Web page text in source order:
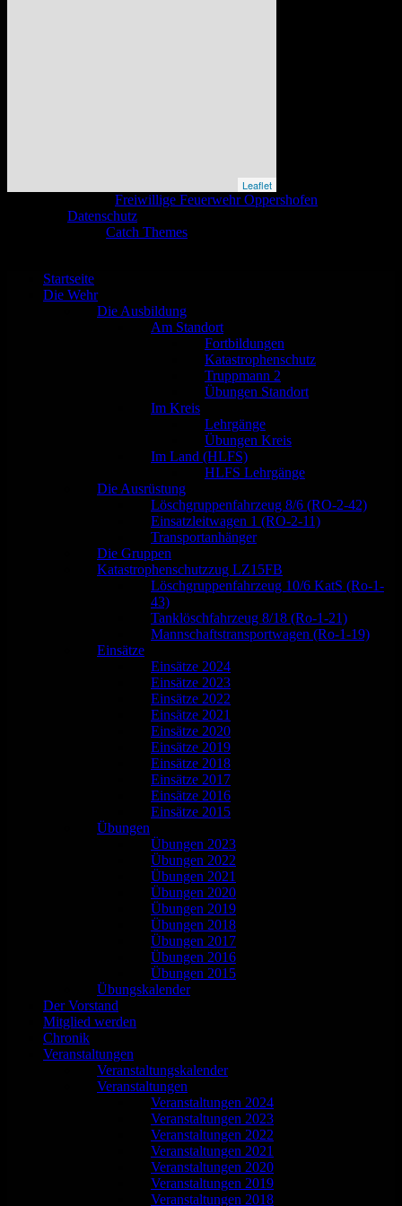
Leaflet
Freiwillige Feuerwehr Oppershofen
Datenschutz
Catch Themes
scrollenStartseite
Die Wehr
Die Ausbildung
Am Standort
Fortbildungen
Katastrophenschutz
Truppmann 2
Übungen Standort
Im Kreis
Lehrgänge
Übungen Kreis
Im Land (HLFS)
HLFS Lehrgänge
Die Ausrüstung
Löschgruppenfahrzeug 8/6 (RO-2-42)
Einsatzleitwagen 1 (RO-2-11)
Transportanhänger
Die Gruppen
Katastrophenschutzzug LZ15FB
Löschgruppenfahrzeug 10/6 KatS (Ro-1-
43)
Tanklöschfahrzeug 8/18 (Ro-1-21)
Mannschaftstransportwagen (Ro-1-19)
Einsätze
Einsätze 2024
Einsätze 2023
Einsätze 2022
Einsätze 2021
Einsätze 2020
Einsätze 2019
Einsätze 2018
Einsätze 2017
Einsätze 2016
Einsätze 2015
Übungen
Übungen 2023
Übungen 2022
Übungen 2021
Übungen 2020
Übungen 2019
Übungen 2018
Übungen 2017
Übungen 2016
Übungen 2015
Übungskalender
Der Vorstand
Mitglied werden
Chronik
Veranstaltungen
Veranstaltungskalender
Veranstaltungen
Veranstaltungen 2024
Veranstaltungen 2023
Veranstaltungen 2022
Veranstaltungen 2021
Veranstaltungen 2020
Veranstaltungen 2019
Veranstaltungen 2018